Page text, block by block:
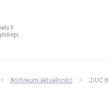
wizytę
Archiwum aktualności